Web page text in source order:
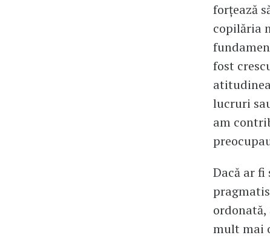
forțează
copilăria
fost
lucruri
am
Dacă ar
mult mai